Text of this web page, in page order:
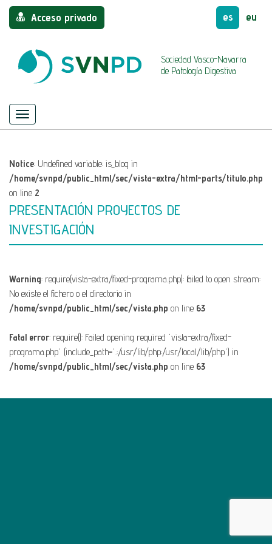
Acceso privado es eu
Sociedad Vasco-Navarra
de Patología Digestiva
Mostrar/ocultar
navegación
Notice: Undefined variable: is_blog in
/home/svnpd/public_html/sec/vista-extra/html-parts/titulo.php
on line 2
PRESENTACIÓN PROYECTOS DE
INVESTIGACIÓN
Warning: require(vista-extra/fixed-programa.php): failed to open stream:
No existe el fichero o el directorio in
/home/svnpd/public_html/sec/vista.php on line 63
Fatal error: require(): Failed opening required 'vista-extra/fixed-
programa.php' (include_path='.:/usr/lib/php:/usr/local/lib/php') in
/home/svnpd/public_html/sec/vista.php on line 63